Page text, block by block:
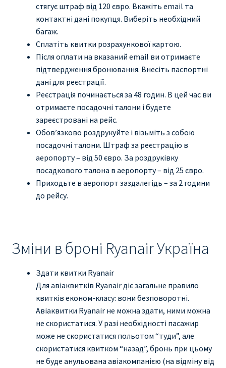
стягує штраф від 120 євро. Вкажіть email та
контактні дані покупця. Виберіть необхідний
багаж.
Сплатіть квитки розрахункової картою.
Після оплати на вказаний email ви отримаєте
підтвердження бронювання. Внесіть паспортні
дані для реєстрації.
Реєстрація починається за 48 годин. В цей час ви
отримаєте посадочні талони і будете
зареєстровані на рейс.
Обов’язково роздрукуйте і візьміть з собою
посадочні талони. Штраф за реєстрацію в
аеропорту – від 50 євро. За роздруківку
посадкового талона в аеропорту – від 25 євро.
Приходьте в аеропорт заздалегідь – за 2 години
до рейсу.
Зміни в броні Ryanair Україна
Здати квитки Ryanair
Для авіаквитків Ryanair діє загальне правило
квитків економ-класу: вони безповоротні.
Авіаквитки Ryanair не можна здати, ними можна
не скористатися. У разі необхідності пасажир
може не скористатися польотом “туди”, але
скористатися квитком “назад”, бронь при цьому
не буде анульована авіакомпанією (на відміну від